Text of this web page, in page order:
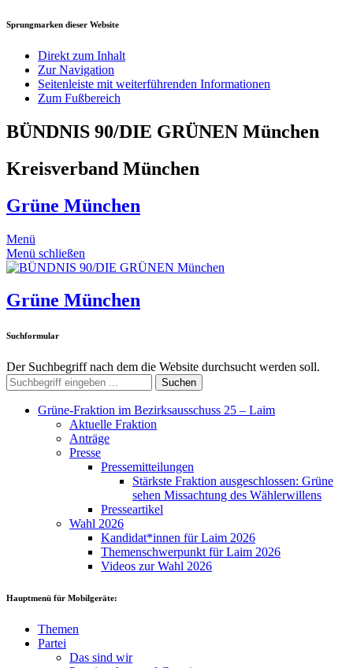
Sprungmarken dieser Website
Direkt zum Inhalt
Zur Navigation
Seitenleiste mit weiterführenden Informationen
Zum Fußbereich
BÜNDNIS 90/DIE GRÜNEN München
Kreisverband München
Grüne München
Menü
Menü schließen
Grüne München
Suchformular
Der Suchbegriff nach dem die Website durchsucht werden soll.
Suchen
Grüne-Fraktion im Bezirksausschuss 25 – Laim
Aktuelle Fraktion
Anträge
Presse
Pressemitteilungen
Stärkste Fraktion ausgeschlossen: Grüne
sehen Missachtung des Wählerwillens
Presseartikel
Wahl 2026
Kandidat*innen für Laim 2026
Themenschwerpunkt für Laim 2026
Videos zur Wahl 2026
Hauptmenü für Mobilgeräte:
Themen
Partei
Das sind wir